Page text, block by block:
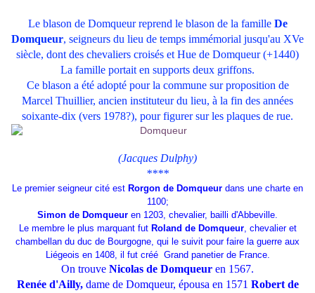
Le blason de Domqueur reprend le blason de la famille De
Domqueur, seigneurs du lieu de temps immémorial jusqu'au XVe
siècle, dont des chevaliers croisés et Hue de Domqueur (+1440)
La famille portait en supports deux griffons.
Ce blason a été adopté pour la commune sur proposition de
Marcel Thuillier, ancien instituteur du lieu, à la fin des années
soixante-dix (vers 1978?), pour figurer sur les plaques de rue.
(Jacques Dulphy)
****
Le premier seigneur cité est Rorgon de Domqueur dans une charte en
1100;
Simon de Domqueur en 1203, chevalier, bailli d'Abbeville.
Le membre le plus marquant futRoland de Domqueur, chevalier et
chambellan du duc de Bourgogne, qui le suivit pour faire la guerre aux
Liégeois en 1408, il fut créé Grand panetier de France.
On trouve Nicolas de Domqueur en 1567.
Renée d'Ailly,dame de Domqueur, épousa en 1571 Robert de